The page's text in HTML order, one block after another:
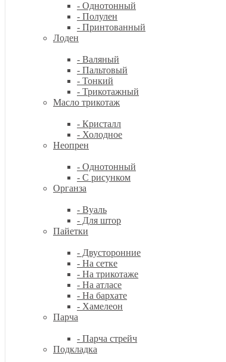
- Однотонный
- Полулен
- Принтованный
Лоден
- Валяный
- Пальтовый
- Тонкий
- Трикотажный
Масло трикотаж
- Кристалл
- Холодное
Неопрен
- Однотонный
- С рисунком
Органза
- Вуаль
- Для штор
Пайетки
- Двусторонние
- На сетке
- На трикотаже
- На атласе
- На бархате
- Хамелеон
Парча
- Парча стрейч
Подкладка